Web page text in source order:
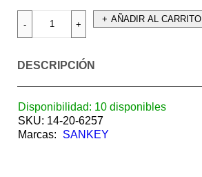
AÑADIR AL CARRITO
DESCRIPCIÓN
Disponibilidad: 10 disponibles
SKU: 14-20-6257
Marcas:
SANKEY